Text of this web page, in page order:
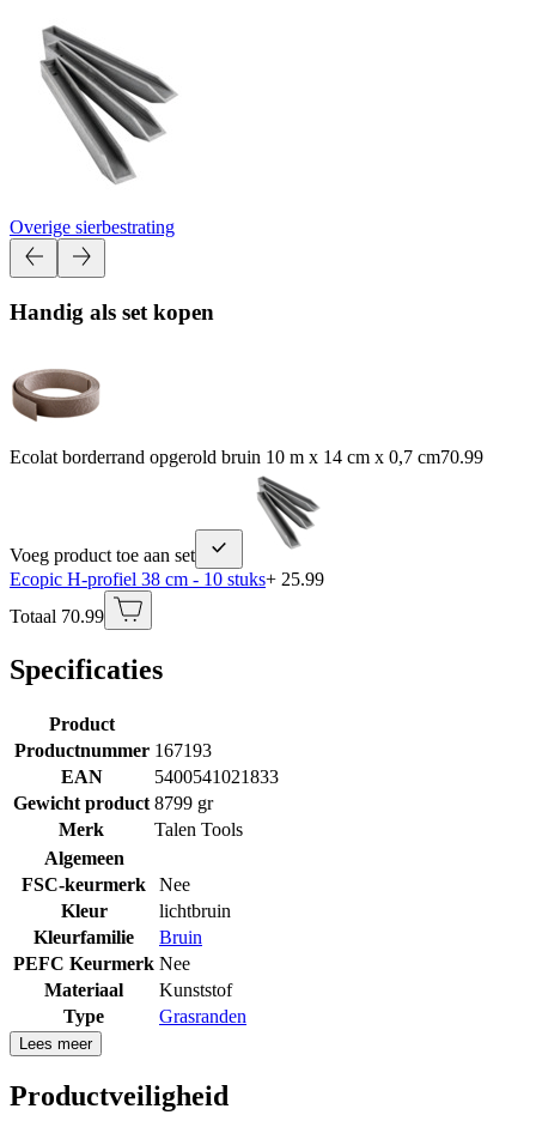
Overige sierbestrating
Handig als set kopen
Ecolat borderrand opgerold bruin 10 m x 14 cm x 0,7 cm70.99
Voeg product toe aan set
Ecopic H-profiel 38 cm - 10 stuks+ 25.99
Totaal 70.99
Specificaties
Product
Productnummer 167193
EAN
5400541021833
Gewicht product 8799 gr
Merk
Talen Tools
Algemeen
FSC-keurmerk
Nee
Kleur
lichtbruin
Kleurfamilie
Bruin
PEFC Keurmerk Nee
Materiaal
Kunststof
Type
Grasranden
Lees meer
Productveiligheid